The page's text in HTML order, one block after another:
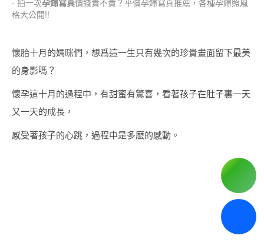
- 拍一次孕婦寫真價錢貴不貴？平價孕婦寫真推薦，各種孕婦照風
格大公開!!
懷胎十月的媽咪們，想爲這一生只有幾次的珍貴畫面留下最美
的身影嗎？
懷孕這十月的過程中，有甜蜜有驚喜，看著孩子在肚子裏一天
又一天的成長，
感受著孩子的心跳，過程中是多麽的感動。